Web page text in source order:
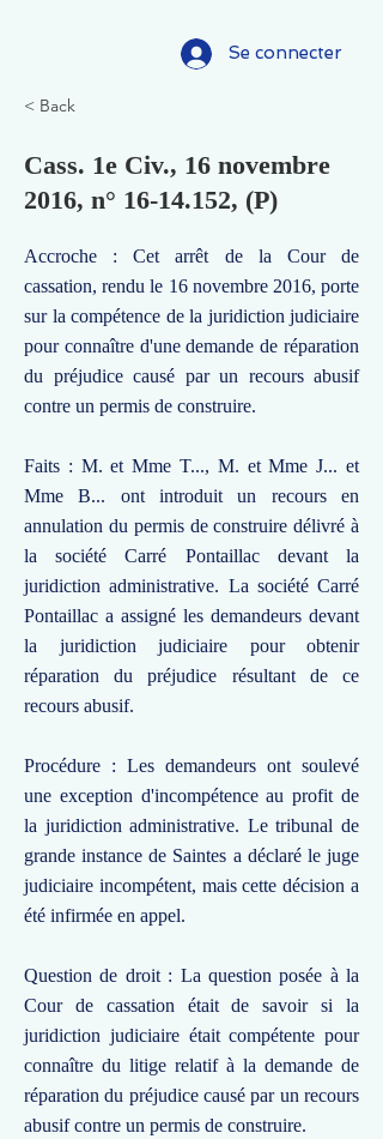
Se connecter
< Back
Cass. 1e Civ., 16 novembre
2016, n° 16-14.152, (P)
Accroche : Cet arrêt de la Cour de
cassation, rendu le 16 novembre 2016, porte
sur la compétence de la juridiction judiciaire
pour connaître d'une demande de réparation
du préjudice causé par un recours abusif
contre un permis de construire.
Faits : M. et Mme T..., M. et Mme J... et
Mme B... ont introduit un recours en
annulation du permis de construire délivré à
la société Carré Pontaillac devant la
juridiction administrative. La société Carré
Pontaillac a assigné les demandeurs devant
la juridiction judiciaire pour obtenir
réparation du préjudice résultant de ce
recours abusif.
Procédure : Les demandeurs ont soulevé
une exception d'incompétence au profit de
la juridiction administrative. Le tribunal de
grande instance de Saintes a déclaré le juge
judiciaire incompétent, mais cette décision a
été infirmée en appel.
Question de droit : La question posée à la
Cour de cassation était de savoir si la
juridiction judiciaire était compétente pour
connaître du litige relatif à la demande de
réparation du préjudice causé par un recours
abusif contre un permis de construire.